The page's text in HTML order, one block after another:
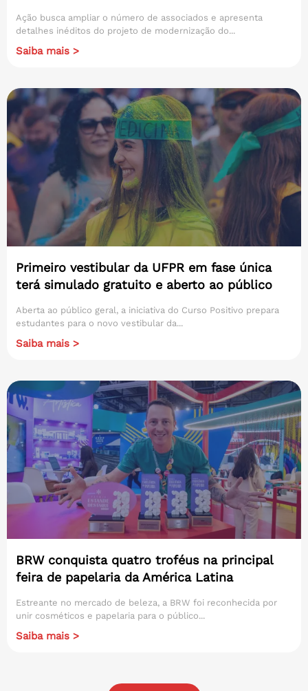
Ação busca ampliar o número de associados e apresenta
detalhes inéditos do projeto de modernização do...
Saiba mais >
Primeiro vestibular da UFPR em fase única
terá simulado gratuito e aberto ao público
Aberta ao público geral, a iniciativa do Curso Positivo prepara
estudantes para o novo vestibular da...
Saiba mais >
BRW conquista quatro troféus na principal
feira de papelaria da América Latina
Estreante no mercado de beleza, a BRW foi reconhecida por
unir cosméticos e papelaria para o público...
Saiba mais >